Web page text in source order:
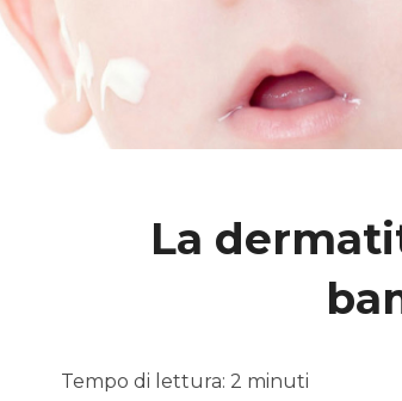
La
Tempo di lettura: 2 minuti